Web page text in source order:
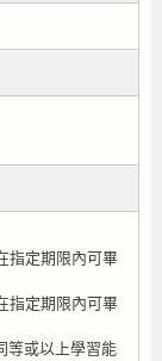
指定期限內可畢
指定期限內可畢
等或以上學習能